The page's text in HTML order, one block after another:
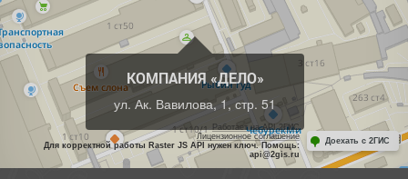
КОМПАНИЯ «ДЕЛО»
ул. Ак. Вавилова, 1, стр. 51
Работает на API 2ГИС
Лицензионное соглашение
Для корректной работы Raster JS API нужен ключ. Помощь:
api@2gis.ru
Доехать с 2ГИС